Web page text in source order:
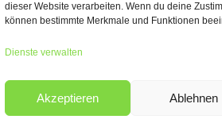
dieser Website verarbeiten. Wenn du deine
können bestimmte Merkmale und Funktionen
Dienste verwalten
Akzeptieren Ablehnen